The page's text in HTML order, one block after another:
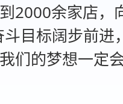
2000余家店，
斗目标阔步前
们的梦想一定